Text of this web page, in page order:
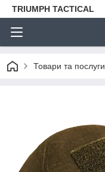
TRIUMPH TACTICAL
Товари та послуги